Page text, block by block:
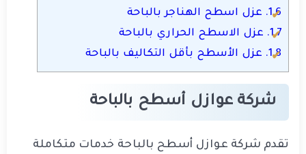
1.6. عزل اسطح الهناجر بالباحة
1.7. عزل الاسطح الحراري بالباحة
1.8. عزل الأسطح بأقل التكاليف بالباحة
شركة عوازل أسطح بالباحة
تقدم شركة عوازل أسطح بالباحة خدمات متكاملة